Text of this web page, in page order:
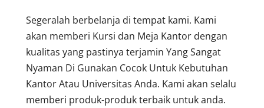
Segeralah berbelanja di tempat kami. Kami
akan memberi Kursi dan Meja Kantor dengan
kualitas yang pastinya terjamin Yang Sangat
Nyaman Di Gunakan Cocok Untuk Kebutuhan
Kantor Atau Universitas Anda. Kami akan selalu
memberi produk-produk terbaik untuk anda.